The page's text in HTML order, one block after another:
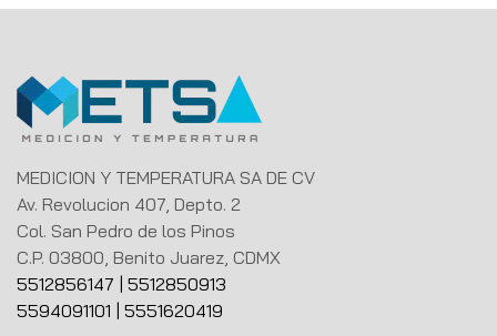
MEDICION Y TEMPERATURA SA DE CV
Av. Revolucion 407, Depto. 2
Col. San Pedro de los Pinos
C.P. 03800, Benito Juarez, CDMX
5512856147
5512850913
5594091101
5551620419